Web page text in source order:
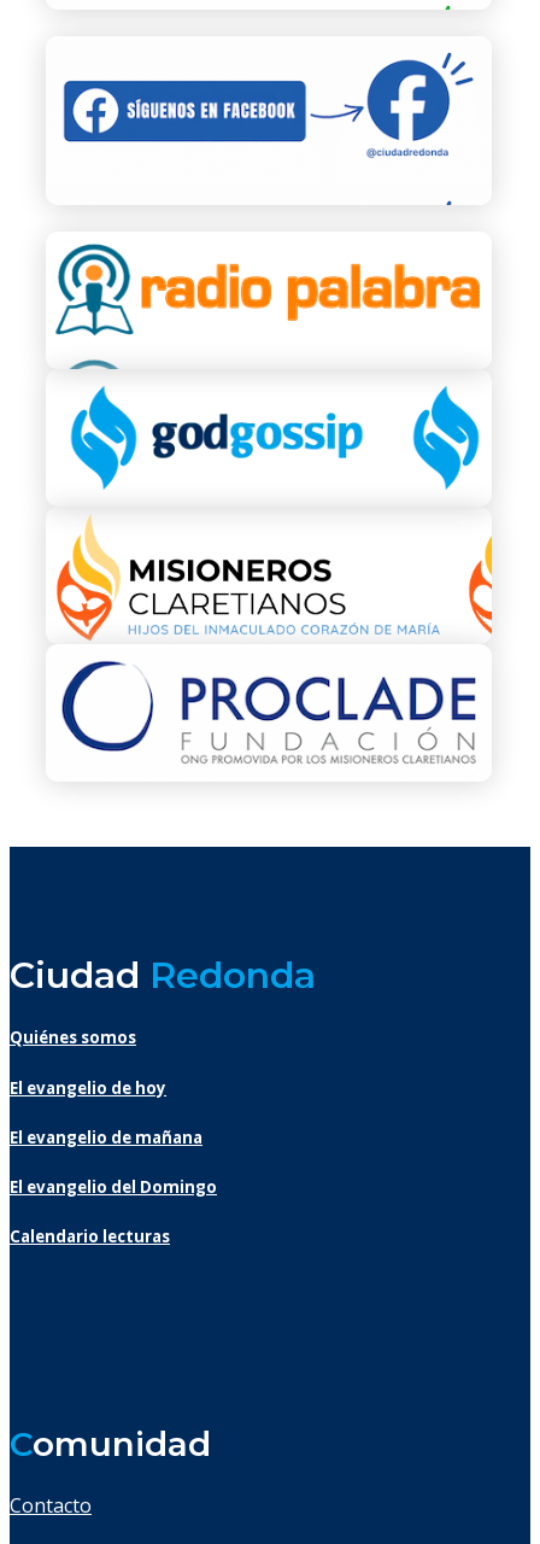
Ciudad Redonda
Quiénes somos
El evangelio de hoy
El evangelio de mañana
El evangelio del Domingo
Calendario lecturas
Comunidad
Contacto